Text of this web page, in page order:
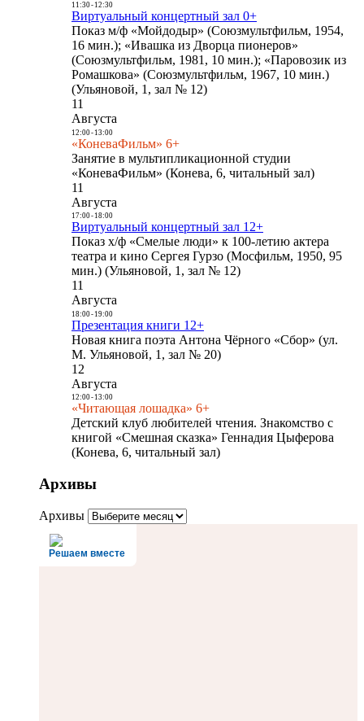
11:30- 12:30
Виртуальный концертный зал 0+
Показ м/ф «Мойдодыр» (Союзмультфильм, 1954,
16 мин.); «Ивашка из Дворца пионеров»
(Союзмультфильм, 1981, 10 мин.); «Паровозик из
Ромашкова» (Союзмультфильм, 1967, 10 мин.)
(Ульяновой, 1, зал № 12)
11
Августа
12:00- 13:00
«КоневаФильм» 6+
Занятие в мультипликационной студии
«КоневаФильм» (Конева, 6, читальный зал)
11
Августа
17:00- 18:00
Виртуальный концертный зал 12+
Показ х/ф «Смелые люди» к 100-летию актера
театра и кино Сергея Гурзо (Мосфильм, 1950, 95
мин.) (Ульяновой, 1, зал № 12)
11
Августа
18:00- 19:00
Презентация книги 12+
Новая книга поэта Антона Чёрного «Сбор» (ул.
М. Ульяновой, 1, зал № 20)
12
Августа
12:00- 13:00
«Читающая лошадка» 6+
Детский клуб любителей чтения. Знакомство с
книгой «Смешная сказка» Геннадия Цыферова
(Конева, 6, читальный зал)
Архивы
Архивы
Решаем вместе